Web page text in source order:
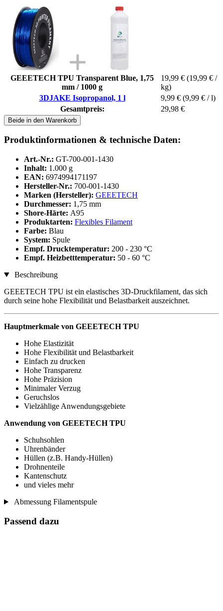
GEEETECH TPU Transparent Blue, 1,75
mm / 1000 g
19,99 € (19,99 € /
kg)
3DJAKE Isopropanol, 1 l
9,99 € (9,99 € / l)
Gesamtpreis:
29,98 €
Beide in den Warenkorb
Produktinformationen & technische Daten:
Art.-Nr.: GT-700-001-1430
Inhalt: 1.000 g
EAN: 6974994171197
Hersteller-Nr.: 700-001-1430
Marken (Hersteller): GEEETECH
Durchmesser: 1,75 mm
Shore-Härte: A95
Produktarten: Flexibles Filament
Farbe: Blau
System: Spule
Empf. Drucktemperatur: 200 - 230 °C
Empf. Heizbetttemperatur: 50 - 60 °C
Beschreibung
GEEETECH TPU ist ein elastisches 3D-Druckfilament, das sich
durch seine hohe Flexibilität und Belastbarkeit auszeichnet.
Hauptmerkmale von GEEETECH TPU
Hohe Elastizität
Hohe Flexibilität und Belastbarkeit
Einfach zu drucken
Hohe Transparenz
Hohe Präzision
Minimaler Verzug
Geruchslos
Vielzählige Anwendungsgebiete
Anwendung von GEEETECH TPU
Schuhsohlen
Uhrenbänder
Hüllen (z.B. Handy-Hüllen)
Drohnenteile
Kantenschutz
und vieles mehr
Abmessung Filamentspule
Passend dazu